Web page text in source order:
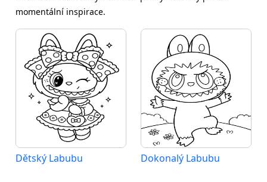
momentální inspirace.
Dětský Labubu Dokonalý Labubu